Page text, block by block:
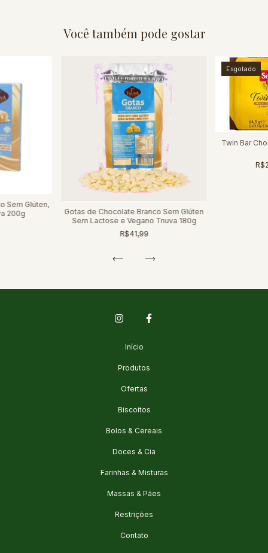
Você também pode gostar
Sem Glúten,
200g
Gotas de Chocolate Branco Sem Glúten
Sem Lactose e Vegano Tnuva 180g
R$41,99
Esgotado
Twin Bar
Início
Produtos
Ofertas
Biscoitos
Bolos & Cereais
Doces & Cia
Farinhas & Misturas
Massas & Pães
Restrições
Contato